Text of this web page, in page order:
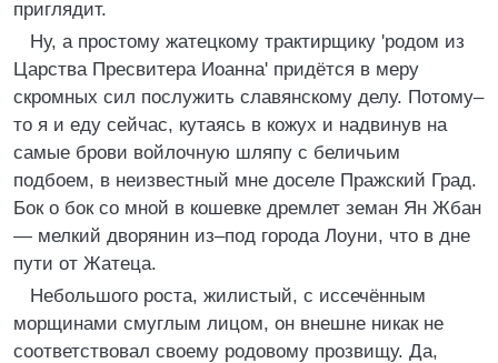
приглядит.
Ну, а простому жатецкому трактирщику 'родом из
Царства Пресвитера Иоанна' придётся в меру
скромных сил послужить славянскому делу. Потому–
то я и еду сейчас, кутаясь в кожух и надвинув на
самые брови войлочную шляпу с беличьим
подбоем, в неизвестный мне доселе Пражский Град.
Бок о бок со мной в кошевке дремлет земан Ян Жбан
— мелкий дворянин из–под города Лоуни, что в дне
пути от Жатеца.
Небольшого роста, жилистый, с иссечённым
морщинами смуглым лицом, он внешне никак не
соответствовал своему родовому прозвищу. Да,